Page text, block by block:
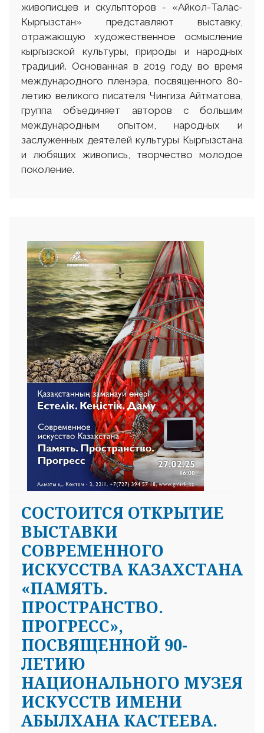
живописцев и скульпторов - «Айкол-Талас-
Кыргызстан» представляют выставку,
отражающую художественное осмысление
кыргызской культуры, природы и народных
традиций. Основанная в 2019 году во время
международного пленэра, посвященного 80-
летию великого писателя Чингиза Айтматова,
группа объединяет авторов с большим
международным опытом, народных и
заслуженных деятелей культуры Кыргызстана
и любящих живопись, творчество молодое
поколение.
СОСТОИТСЯ ОТКРЫТИЕ
ВЫСТАВКИ
СОВРЕМЕННОГО
ИСКУССТВА КАЗАХСТАНА
«ПАМЯТЬ.
ПРОСТРАНСТВО.
ПРОГРЕСС»,
ПОСВЯЩЕННОЙ 90-
ЛЕТИЮ
НАЦИОНАЛЬНОГО МУЗЕЯ
ИСКУССТВ ИМЕНИ
АБЫЛХАНА КАСТЕЕВА.